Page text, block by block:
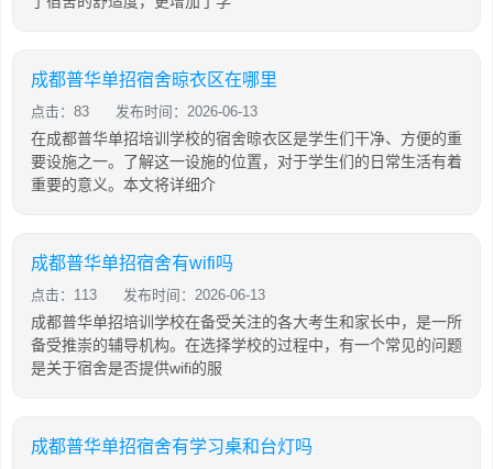
成都普华单招宿舍晾衣区在哪里
点击：83 发布时间：2026-06-13
在成都普华单招培训学校的宿舍晾衣区是学生们干净、方便的重
要设施之一。了解这一设施的位置，对于学生们的日常生活有着
重要的意义。本文将详细介
成都普华单招宿舍有wifi吗
点击：113 发布时间：2026-06-13
成都普华单招培训学校在备受关注的各大考生和家长中，是一所
备受推崇的辅导机构。在选择学校的过程中，有一个常见的问题
是关于宿舍是否提供wifi的服
成都普华单招宿舍有学习桌和台灯吗